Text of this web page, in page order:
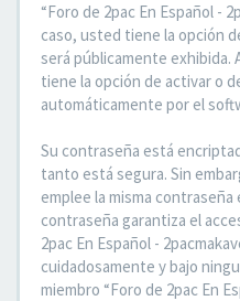
“Foro de 2pac En Español -
caso, usted tiene la opción
será públicamente exhibida.
tiene la opción de activar o
automáticamente por el
Su contraseña está
tanto está segura. Sin
emplee la misma
contraseña garantiza el
2pac En Español -
cuidadosamente y bajo
miembro “Foro de 2pac En